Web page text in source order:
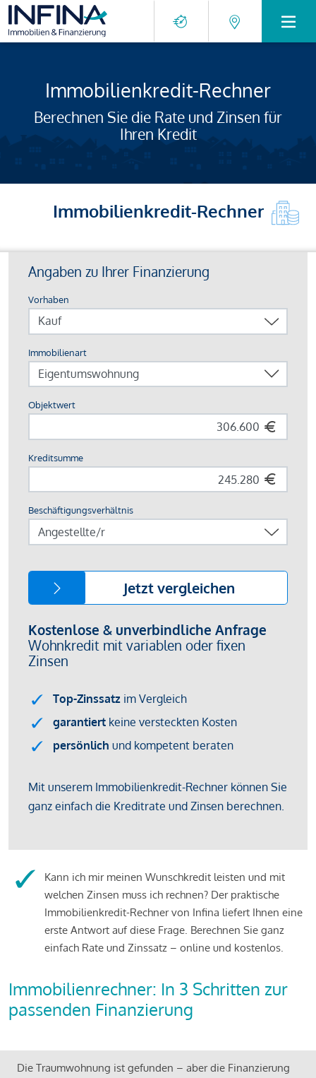
Immobilienkredit-Rechner
Berechnen Sie die Rate und Zinsen für
Ihren Kredit
Immobilienkredit-Rechner
Kann ich mir meinen Wunschkredit leisten und mit
welchen Zinsen muss ich rechnen? Der praktische
Immobilienkredit-Rechner von Infina liefert Ihnen eine
erste Antwort auf diese Frage. Berechnen Sie ganz
einfach Rate und Zinssatz – online und kostenlos.
Immobilienrechner: In 3 Schritten zur
passenden Finanzierung
Die Traumwohnung ist gefunden – aber die Finanzierung